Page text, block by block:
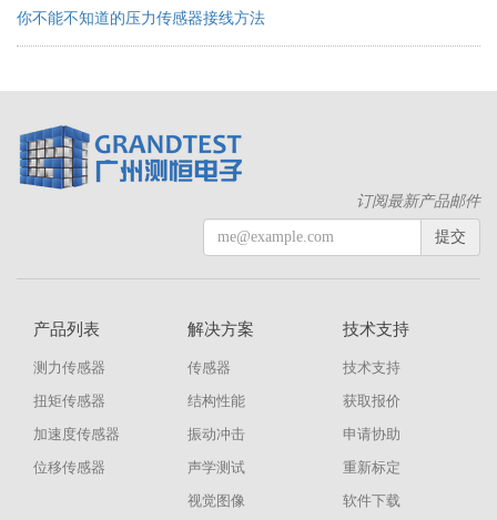
你不能不知道的压力传感器接线方法
订阅最新产品邮件
提交
产品列表
测力传感器
扭矩传感器
加速度传感器
位移传感器
解决方案
传感器
结构性能
振动冲击
声学测试
视觉图像
技术支持
技术支持
获取报价
申请协助
重新标定
软件下载